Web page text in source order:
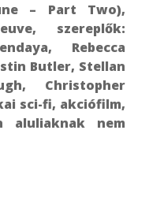
– Part Two),
szereplők:
Rebecca
Butler, Stellan
Christopher
sci-fi, akciófilm,
aluliaknak nem